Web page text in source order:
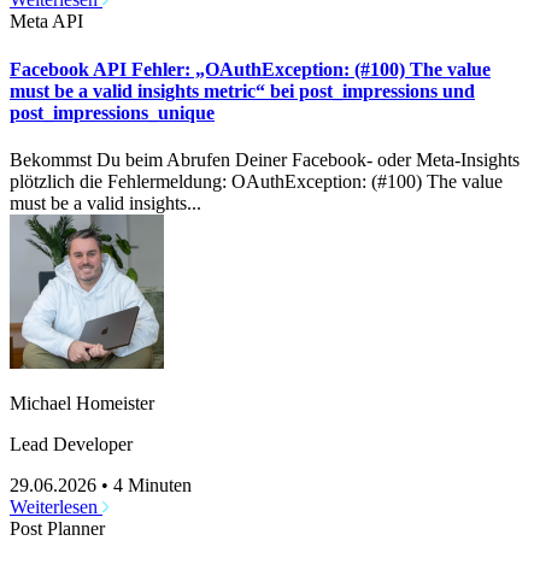
Meta API
Facebook API Fehler: „OAuthException: (#100) The value
must be a valid insights metric“ bei post_impressions und
post_impressions_unique
Bekommst Du beim Abrufen Deiner Facebook- oder Meta-Insights
plötzlich die Fehlermeldung: OAuthException: (#100) The value
must be a valid insights...
Michael Homeister
Lead Developer
29.06.2026 • 4 Minuten
Weiterlesen
Post Planner